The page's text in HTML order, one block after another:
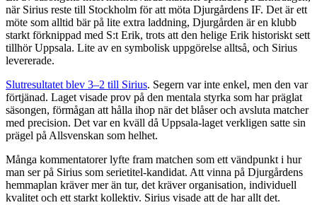
när Sirius reste till Stockholm för att möta Djurgårdens IF. Det är ett
möte som alltid bär på lite extra laddning, Djurgården är en klubb
starkt förknippad med S:t Erik, trots att den helige Erik historiskt sett
tillhör Uppsala. Lite av en symbolisk uppgörelse alltså, och Sirius
levererade.
Slutresultatet blev 3–2 till Sirius. Segern var inte enkel, men den var
förtjänad. Laget visade prov på den mentala styrka som har präglat
säsongen, förmågan att hålla ihop när det blåser och avsluta matcher
med precision. Det var en kväll då Uppsala-laget verkligen satte sin
prägel på Allsvenskan som helhet.
Många kommentatorer lyfte fram matchen som ett vändpunkt i hur
man ser på Sirius som serietitel-kandidat. Att vinna på Djurgårdens
hemmaplan kräver mer än tur, det kräver organisation, individuell
kvalitet och ett starkt kollektiv. Sirius visade att de har allt det.